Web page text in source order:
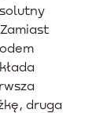
druga